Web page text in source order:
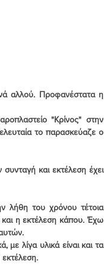
αλλού. Προφανέστατα η
"Κρίνος" στην
το παρασκεύαζε ο
και εκτέλεση έχει
λήθη του χρόνου τέτοια
και η εκτέλεση κάπου. Έχω
με λίγα υλικά είναι και τα